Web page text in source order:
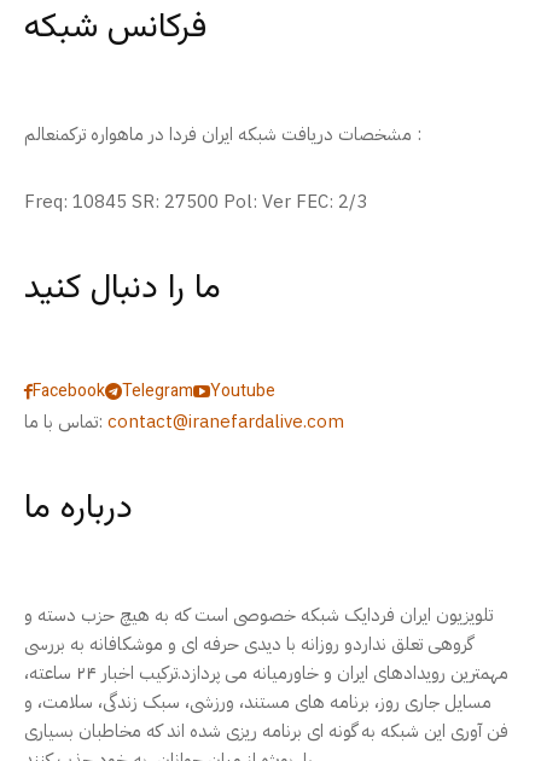
فرکانس شبکه
مشخصات دریافت شبکه ایران فردا در ماهواره ترکمنعالم :
Freq: 10845 SR: 27500 Pol: Ver FEC: 2/3
ما را دنبال کنید
Facebook Telegram
Youtube
تماس با ما: contact@iranefardalive.com
درباره ما
تلویزیون ایران فردایک شبکه خصوصی است که به هیچ حزب دسته و
گروهی تعلق نداردو روزانه با دیدی حرفه ای و موشکافانه به بررسی
مهمترین رویدادهای ایران و خاورمیانه می پردازد.ترکیب اخبار ۲۴ ساعته،
مسایل جاری روز، برنامه های مستند، ورزشی، سبک زندگی، سلامت، و
فن آوری این شبکه به گونه ای برنامه ریزی شده اند که مخاطبان بسیاری